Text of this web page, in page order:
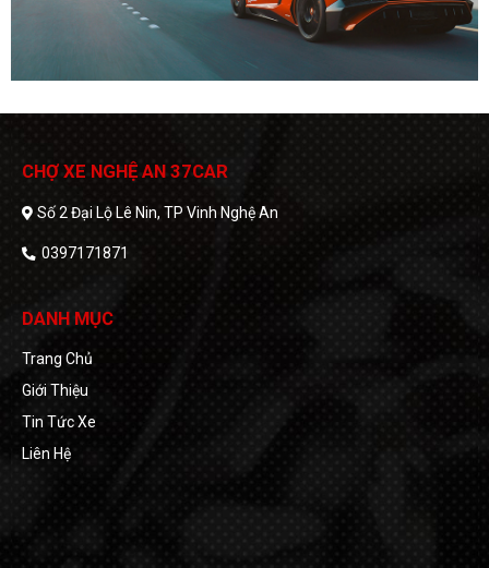
CHỢ XE NGHỆ AN 37CAR
Số 2 Đại Lộ Lê Nin, TP Vinh Nghệ An
0397171871
DANH MỤC
Trang Chủ
Giới Thiệu
Tin Tức Xe
Liên Hệ